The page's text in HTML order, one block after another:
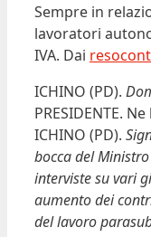
Sempre in
lavoratori
IVA. Dai
ICHINO (PD).
PRESIDENTE.
ICHINO (PD).
bocca del
interviste su vari
aumento dei
del lavoro